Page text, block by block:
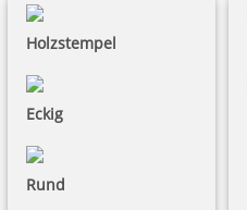
Holzstempel
Eckig
Rund